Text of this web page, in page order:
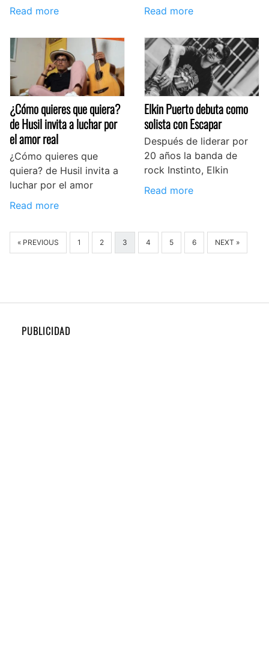
Read more
Read more
¿Cómo quieres que quiera?
de Husil invita a luchar por
el amor real
¿Cómo quieres que
quiera? de Husil invita a
luchar por el amor
Read more
Elkin Puerto debuta como
solista con Escapar
Después de liderar por
20 años la banda de
rock Instinto, Elkin
Read more
« PREVIOUS 1 2 3 4 5 6 NEXT »
PUBLICIDAD